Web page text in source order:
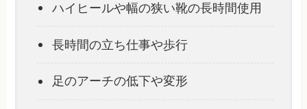
ハイヒールや幅の狭い靴の長時間使用
長時間の立ち仕事や歩行
足のアーチの低下や変形